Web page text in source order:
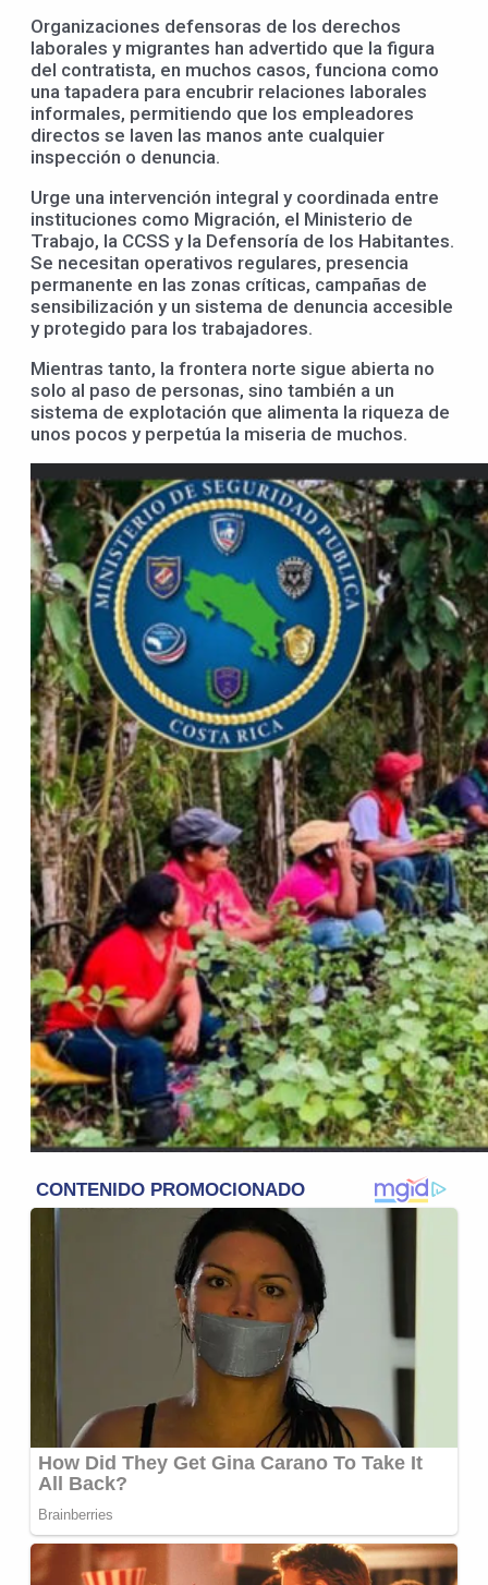
Organizaciones defensoras de los derechos
laborales y migrantes han advertido que la figura
del contratista, en muchos casos, funciona como
una tapadera para encubrir relaciones laborales
informales, permitiendo que los empleadores
directos se laven las manos ante cualquier
inspección o denuncia.
Urge una intervención integral y coordinada entre
instituciones como Migración, el Ministerio de
Trabajo, la CCSS y la Defensoría de los Habitantes.
Se necesitan operativos regulares, presencia
permanente en las zonas críticas, campañas de
sensibilización y un sistema de denuncia accesible
y protegido para los trabajadores.
Mientras tanto, la frontera norte sigue abierta no
solo al paso de personas, sino también a un
sistema de explotación que alimenta la riqueza de
unos pocos y perpetúa la miseria de muchos.